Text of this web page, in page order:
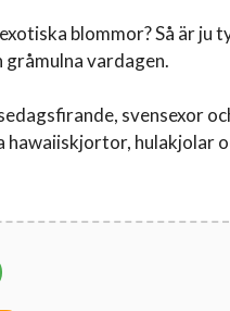
blommor? Så är
gråmulna vardagen.
svensexor
hawaiiskjortor, hulakjolar